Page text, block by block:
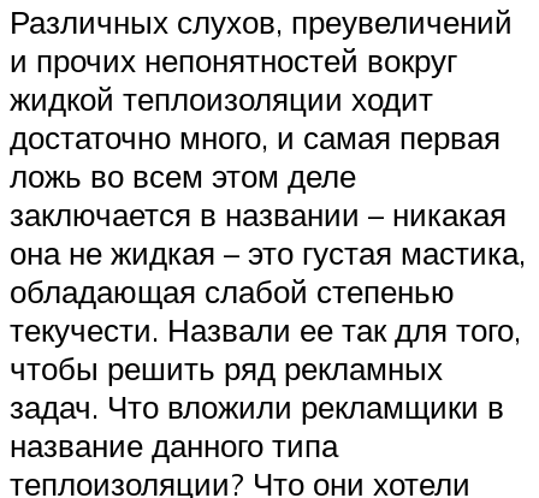
Различных слухов, преувеличений
и прочих непонятностей вокруг
жидкой теплоизоляции ходит
достаточно много, и самая первая
ложь во всем этом деле
заключается в названии – никакая
она не жидкая – это густая мастика,
обладающая слабой степенью
текучести. Назвали ее так для того,
чтобы решить ряд рекламных
задач. Что вложили рекламщики в
название данного типа
теплоизоляции? Что они хотели